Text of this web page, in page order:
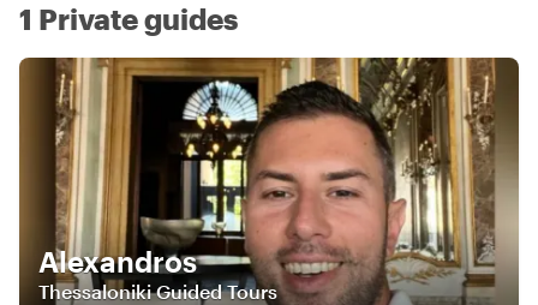
1 Private guides
Alexandros
Thessaloniki Guided Tours